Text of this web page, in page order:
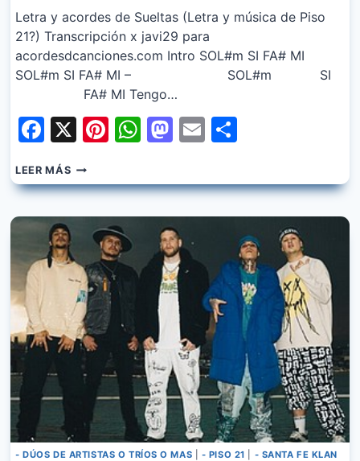
Letra y acordes de Sueltas (Letra y música de Piso
21?) Transcripción x javi29 para
acordesdcanciones.com Intro SOL#m SI FA# MI
SOL#m SI FA# MI – SOL#m SI
FA# MI Tengo…
Facebook
X Pinterest
WhatsApp
Mastodon
Email
LEER MÁSPISO
21
–
- DÚOS DE ARTISTAS O TRÍOS O MAS - PISO 21 - SANTA FE KLAN